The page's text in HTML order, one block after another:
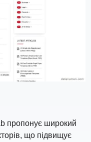
пропонує широкий
що підвищує